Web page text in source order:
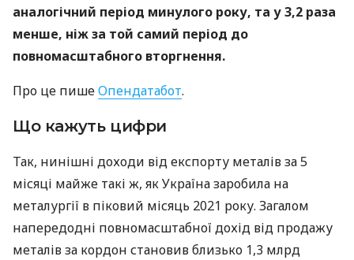
аналогічний період минулого року, та у 3,2 раза
менше, ніж за той самий період до
повномасштабного вторгнення.
Про це пишеОпендатабот.
Що кажуть цифри
Так, нинішні доходи від експорту металів за 5
місяці майже такі ж, як Україна заробила на
металургії в піковий місяць 2021 року. Загалом
напередодні повномасштабної дохід від продажу
металів за кордон становив близько 1,3 млрд